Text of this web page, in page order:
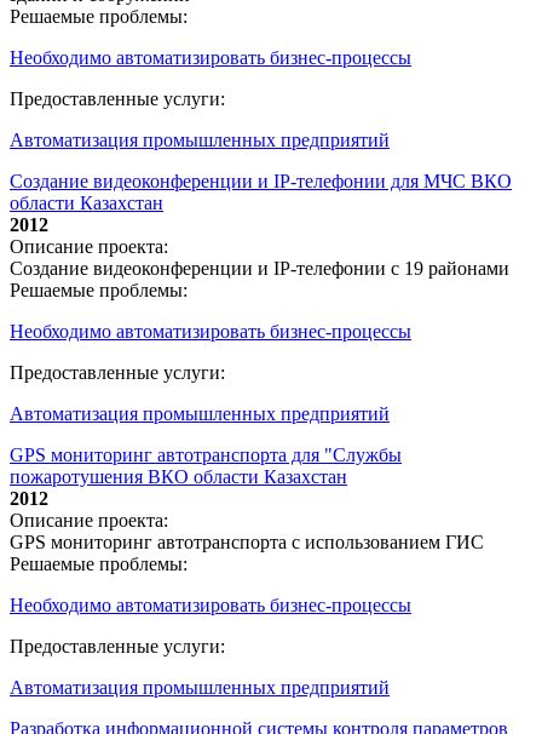
Решаемые проблемы:
Необходимо автоматизировать бизнес-процессы
Предоставленные услуги:
Автоматизация промышленных предприятий
Создание видеоконференции и IP-телефонии для МЧС ВКО
области Казахстан
2012
Описание проекта:
Создание видеоконференции и IP-телефонии с 19 районами
Решаемые проблемы:
Необходимо автоматизировать бизнес-процессы
Предоставленные услуги:
Автоматизация промышленных предприятий
GPS мониторинг автотранспорта для "Службы
пожаротушения ВКО области Казахстан
2012
Описание проекта:
GPS мониторинг автотранспорта с использованием ГИС
Решаемые проблемы:
Необходимо автоматизировать бизнес-процессы
Предоставленные услуги:
Автоматизация промышленных предприятий
Разработка информационной системы контроля параметров